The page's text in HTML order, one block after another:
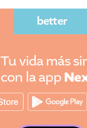
Tu vida más
con la app
better